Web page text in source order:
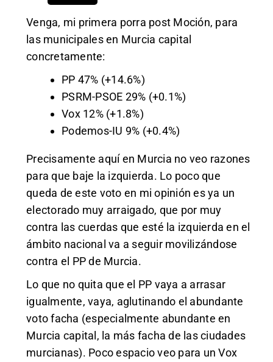
Venga, mi primera porra post Moción, para
las municipales en Murcia capital
concretamente:
PP 47% (+14.6%)
PSRM-PSOE 29% (+0.1%)
Vox 12% (+1.8%)
Podemos-IU 9% (+0.4%)
Precisamente aquí en Murcia no veo razones
para que baje la izquierda. Lo poco que
queda de este voto en mi opinión es ya un
electorado muy arraigado, que por muy
contra las cuerdas que esté la izquierda en el
ámbito nacional va a seguir movilizándose
contra el PP de Murcia.
Lo que no quita que el PP vaya a arrasar
igualmente, vaya, aglutinando el abundante
voto facha (especialmente abundante en
Murcia capital, la más facha de las ciudades
murcianas). Poco espacio veo para un Vox